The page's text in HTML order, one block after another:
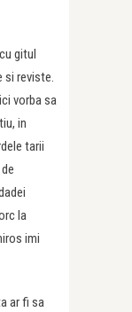
gitul
si reviste.
vorba sa
in
tarii
la
imi
ar fi sa